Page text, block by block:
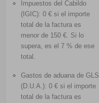
Impuestos del Cabildo
(IGIC): 0 € si el importe
total de la factura es
menor de 150 €. Si lo
supera, es el 7 % de ese
total.
Gastos de aduana de GLS
(D.U.A.): 0 € si el importe
total de la factura es